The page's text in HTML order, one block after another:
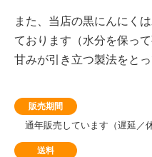
また、当店の黒にんにく
ております（水分を保っ
甘みが引き立つ製法をとっ
販売期間
通年販売しています（遅延／
送料